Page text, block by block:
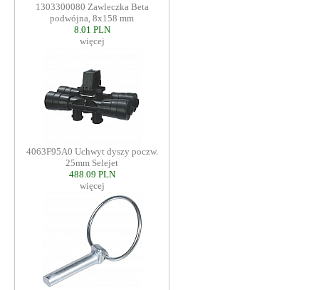
1303300080 Zawleczka Beta
podwójna, 8x158 mm
8.01 PLN
więcej
4063F95A0 Uchwyt dyszy poczw.
25mm Selejet
488.09 PLN
więcej